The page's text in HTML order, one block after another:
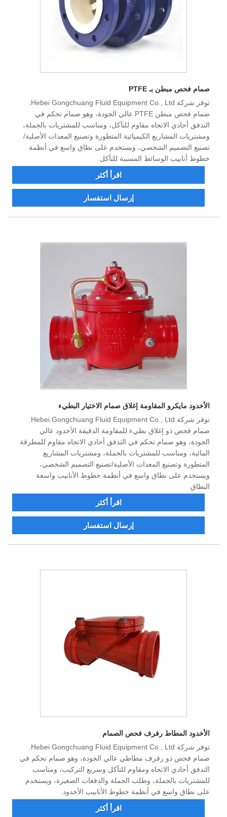
صمام فحص مبطن بـ PTFE
صمام فحص مبطن PTFE عالي الجودة، وهو صمام تحكم في
التدفق أحادي الاتجاه مقاوم للتآكل، ومناسب للمشتريات بالجملة،
ومشتريات المشاريع الكيميائية المتطورة وتصنيع المعدات الأصلية/
تصنيع التصميم الشخصي، ويستخدم على نطاق واسع في أنظمة
خطوط أنابيب الوسائط المسببة للتآكل.
اقرأ أكثر
إرسال استفسار
الأخدود مايكرو المقاومة إغلاق صمام الاختيار البطيء
صمام فحص ذو إغلاق بطيء للمقاومة الدقيقة الأخدود عالي
الجودة، وهو صمام تحكم في التدفق أحادي الاتجاه مقاوم للمطرقة
المائية، ومناسب للمشتريات بالجملة، ومشتريات المشاريع
المتطورة وتصنيع المعدات الأصلية/تصنيع التصميم الشخصي،
ويستخدم على نطاق واسع في أنظمة خطوط الأنابيب واسعة
النطاق.
اقرأ أكثر
إرسال استفسار
الأخدود المطاط رفرف فحص الصمام
توفر شركة Hebei Gongchuang Fluid Equipment Co., Ltd.
صمام فحص ذو رفرف مطاطي عالي الجودة، وهو صمام تحكم في
التدفق أحادي الاتجاه ومقاوم للتآكل وسريع التركيب، ومناسب
للمشتريات بالجملة، وطلب الجملة والدفعات الصغيرة، ويستخدم
على نطاق واسع في أنظمة خطوط الأنابيب الأخدود.
اقرأ أكثر